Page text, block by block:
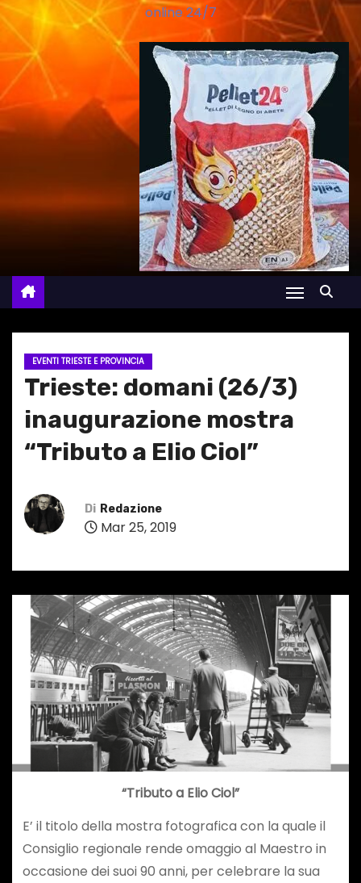
online 24/7
EVENTI TRIESTE E PROVINCIA
Trieste: domani (26/3)
inaugurazione mostra
“Tributo a Elio Ciol”
Di Redazione
Mar 25, 2019
“Tributo a Elio Ciol”
E’ il titolo della mostra fotografica con la quale il
Consiglio regionale rende omaggio al Maestro in
occasione dei suoi 90 anni, per celebrare la sua